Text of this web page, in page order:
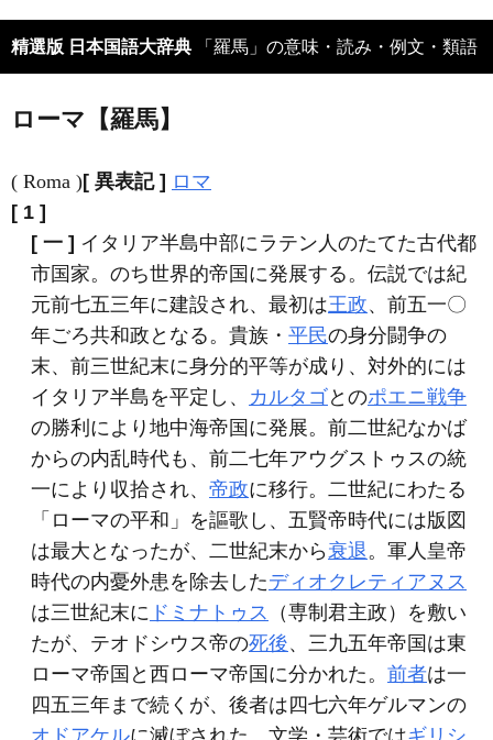
精選版 日本国語大辞典 「羅馬」の意味・読み・例文・類語
ローマ【羅馬】
( Roma )[ 異表記 ] ロマ
[ 1 ]
[ 一 ] イタリア半島中部にラテン人のたてた古代都
市国家。のち世界的帝国に発展する。伝説では紀
元前七五三年に建設され、最初は王政、前五一〇
年ごろ共和政となる。貴族・ 平民の身分闘争の
末、前三世紀末に身分的平等が成り、対外的には
イタリア半島を平定し、 カルタゴとのポエニ戦争
の勝利により地中海帝国に発展。前二世紀なかば
からの内乱時代も、前二七年アウグストゥスの統
一により収拾され、 帝政に移行。二世紀にわたる
「ローマの平和」を謳歌し、五賢帝時代には版図
は最大となったが、二世紀末から 衰退 。軍人皇帝
時代の内憂外患を除去したディオクレティアヌス
は三世紀末に ドミナトゥス
（専制君主政）を敷い
たが、テオドシウス帝の死後、三九五年帝国は東
ローマ帝国と西ローマ帝国に分かれた。 前者は一
四五三年まで続くが、後者は四七六年ゲルマンの
オドアケルに滅ぼされた。文学・芸術ではギリシ